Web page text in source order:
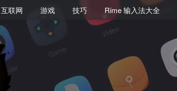
互联网 游戏 技巧 Rime 输入法大全